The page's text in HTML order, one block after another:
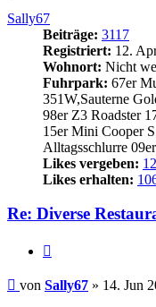
Sally67
Beiträge: 3117
Registriert: 12.
Wohnort: Nicht
Fuhrpark: 67er
351W,Sauterne
98er Z3 Roadster
15er Mini Cooper
Alltagsschlurre
Likes vergeben:
Likes erhalten:
Re: Diverse
Beitrag
von Sally67 » 14. Jun